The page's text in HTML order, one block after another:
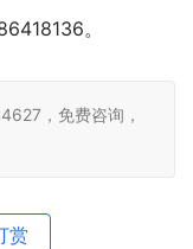
。
，免费咨询，
赏